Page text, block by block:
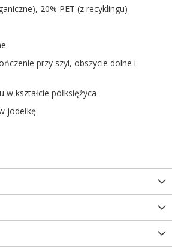
20% PET (z recyklingu)
przy szyi, obszycie dolne i
w kształcie półksiężyca
jodełkę